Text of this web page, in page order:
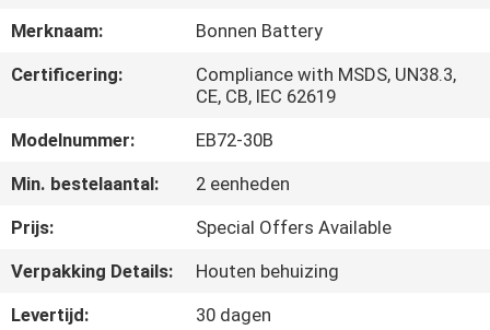
FABRIEKSREIS
KWALITEITSCONTROLE
CONTACTEER
ONS
NIEUWS
Merknaam:
Bonnen Battery
Certificering:
Compliance with MSDS, UN38.3,
CE, CB, IEC 62619
Modelnummer:
EB72-30B
Min. bestelaantal:
2 eenheden
Prijs:
Special Offers Available
Verpakking Details:
Houten behuizing
Levertijd:
30 dagen